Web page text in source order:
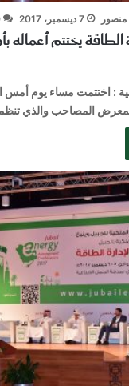
7 ديسمبر، 2017
الطاقة يختتم أعماله
: اختتمت مساء يوم أمس
المصاحب والذي